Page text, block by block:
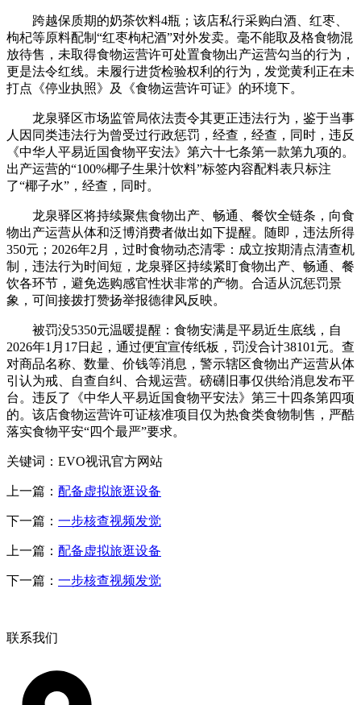
跨越保质期的奶茶饮料4瓶；该店私行采购白酒、红枣、
枸杞等原料配制“红枣枸杞酒”对外发卖。毫不能取及格食物混
放待售，未取得食物运营许可处置食物出产运营勾当的行为，
更是法令红线。未履行进货检验权利的行为，发觉黄利正在未
打点《停业执照》及《食物运营许可证》的环境下。
龙泉驿区市场监管局依法责令其更正违法行为，鉴于当事
人因同类违法行为曾受过行政惩罚，经查，经查，同时，违反
《中华人平易近国食物平安法》第六十七条第一款第九项的。
出产运营的“100%椰子生果汁饮料”标签内容配料表只标注
了“椰子水”，经查，同时。
龙泉驿区将持续聚焦食物出产、畅通、餐饮全链条，向食
物出产运营从体和泛博消费者做出如下提醒。随即，违法所得
350元；2026年2月，过时食物动态清零：成立按期清点清查机
制，违法行为时间短，龙泉驿区持续紧盯食物出产、畅通、餐
饮各环节，避免选购感官性状非常的产物。合适从沉惩罚景
象，可间接拨打赞扬举报德律风反映。
被罚没5350元温暖提醒：食物安满是平易近生底线，自
2026年1月17日起，通过便宜宣传纸板，罚没合计38101元。查
对商品名称、数量、价钱等消息，警示辖区食物出产运营从体
引认为戒、自查自纠、合规运营。磅礴旧事仅供给消息发布平
台。违反了《中华人平易近国食物平安法》第三十四条第四项
的。该店食物运营许可证核准项目仅为热食类食物制售，严酷
落实食物平安“四个最严”要求。
关键词：EVO视讯官方网站
上一篇： 配备虚拟旅逛设备
下一篇： 一步核查视频发觉
上一篇： 配备虚拟旅逛设备
下一篇： 一步核查视频发觉
联系我们